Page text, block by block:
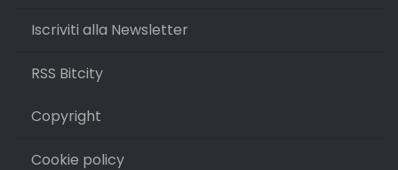
Iscriviti alla Newsletter
RSS Bitcity
Copyright
Cookie policy